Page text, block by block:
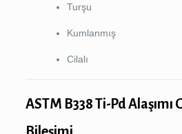
Turşu
Kumlanmış
Cilalı
ASTM B338 Ti-Pd